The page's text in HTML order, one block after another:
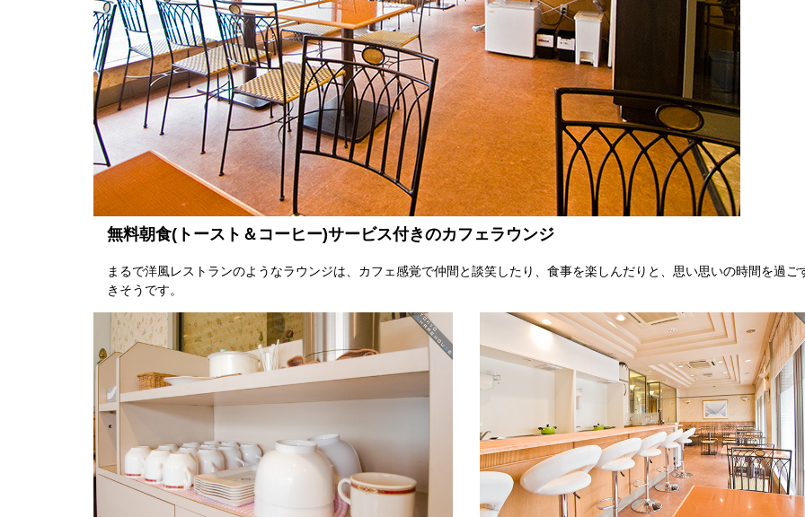
無料朝食(トースト＆コーヒー)サービス付きのカフェラウンジ
まるで洋風レストランのようなラウンジは、カフェ感覚で仲間と談笑したり、食事を楽しんだりと、思い思いの時間を過ご
きそうです。